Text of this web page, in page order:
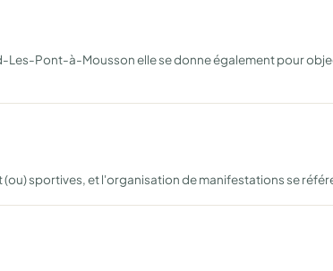
Pont-à-Mousson elle se donne également pour
sportives, et l'organisation de manifestations se